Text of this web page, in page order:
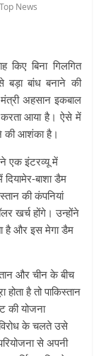
Top News
किए बिना गिलगित
बड़ा बांध बनाने की
अहसान इकबाल
करता आया है। ऐसे में
की आशंका है।
एक इंटरव्यू में
दियामेर-बाशा डैम
की कंपनियां
खर्च होंगे। उन्होंने
है और इस मेगा डैम
और चीन के बीच
है तो पाकिस्तान
की योजना
के चलते उसे
से अपनी